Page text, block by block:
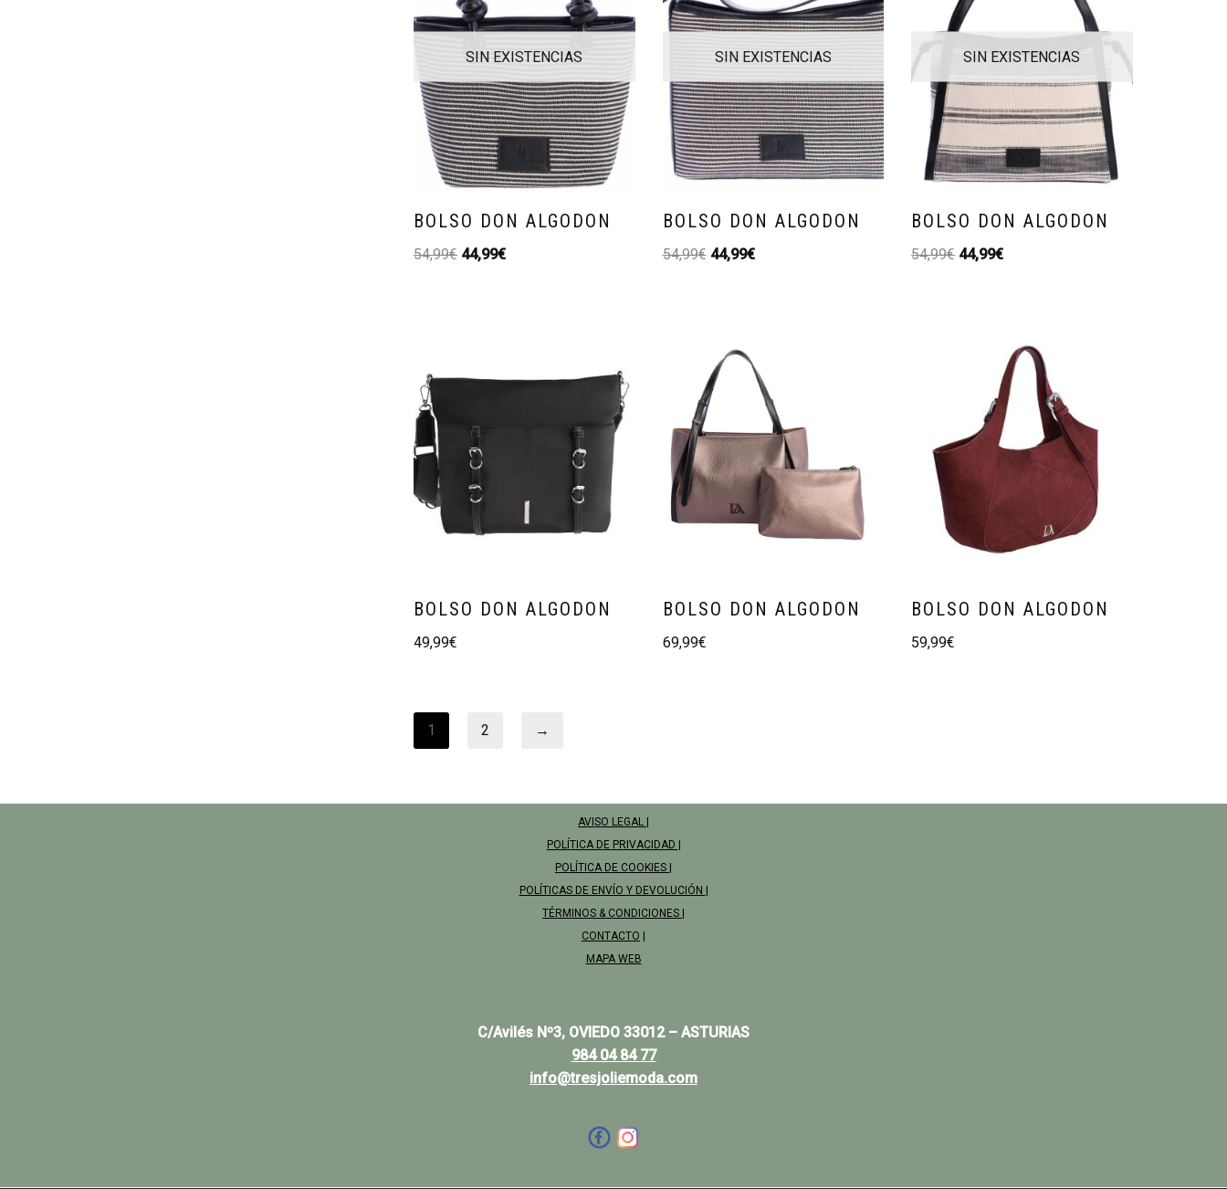
SIN EXISTENCIAS
BOLSO DON ALGODON
54,99€ 44,99€
SIN EXISTENCIAS
BOLSO DON ALGODON
54,99€ 44,99€
SIN EXISTENCIAS
BOLSO DON ALGODON
54,99€ 44,99€
BOLSO DON ALGODON
49,99€
BOLSO DON ALGODON
69,99€
BOLSO DON ALGODON
59,99€
1 2 →
AVISO LEGAL
POLÍTICA DE PRIVACIDAD
POLÍTICA DE COOKIES
POLÍTICAS DE ENVÍO Y DEVOLUCIÓN
TÉRMINOS & CONDICIONES
CONTACTO
MAPA WEB
C/Avilés Nº3, OVIEDO 33012 – ASTURIAS
984 04 84 77
info@tresjoliemoda.com